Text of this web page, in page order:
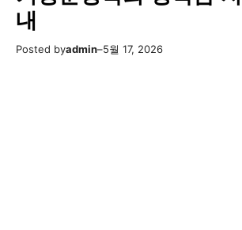
내
Posted byadmin–5월 17, 2026